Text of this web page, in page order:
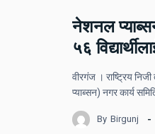
नेशनल
५६
वीरगंज । राष्ट्रिय
प्याब्सन) नगर कार्य
By Birgunj